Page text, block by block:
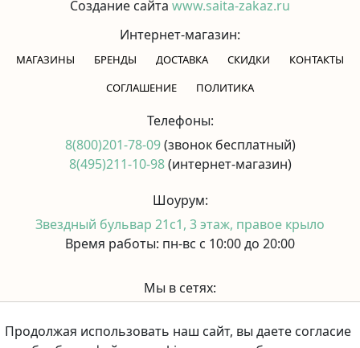
Создание сайта www.saita-zakaz.ru
Интернет-магазин:
МАГАЗИНЫ БРЕНДЫ ДОСТАВКА СКИДКИ
КОНТАКТЫ
CОГЛАШЕНИЕ
ПОЛИТИКА
Телефоны:
8(800)201-78-09(звонок бесплатный)
8(495)211-10-98(интернет-магазин)
Шоурум:
Звездный бульвар 21с1, 3 этаж, правое крыло
Время работы: пн-вс с 10:00 до 20:00
Мы в сетях:
Принимаем к оплате:
Продолжая использовать наш сайт, вы даете согласие